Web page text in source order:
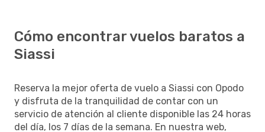
Cómo encontrar vuelos baratos a
Siassi
Reserva la mejor oferta de vuelo a Siassi con Opodo
y disfruta de la tranquilidad de contar con un
servicio de atención al cliente disponible las 24 horas
del día, los 7 días de la semana. En nuestra web,